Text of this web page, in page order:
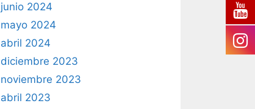
junio 2024
mayo 2024
abril 2024
diciembre 2023
noviembre 2023
abril 2023